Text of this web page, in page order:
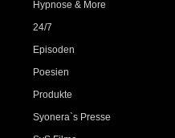
Hypnose & More
24/7
Episoden
Poesien
Produkte
Syonera`s Presse